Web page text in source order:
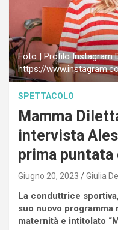
Foto | Profilo Instagram
https://
SPETTACOLO
Mamma
intervista
prima
Giugno 20, 2023 Giulia
La conduttrice
suo nuovo
maternità e intitolato